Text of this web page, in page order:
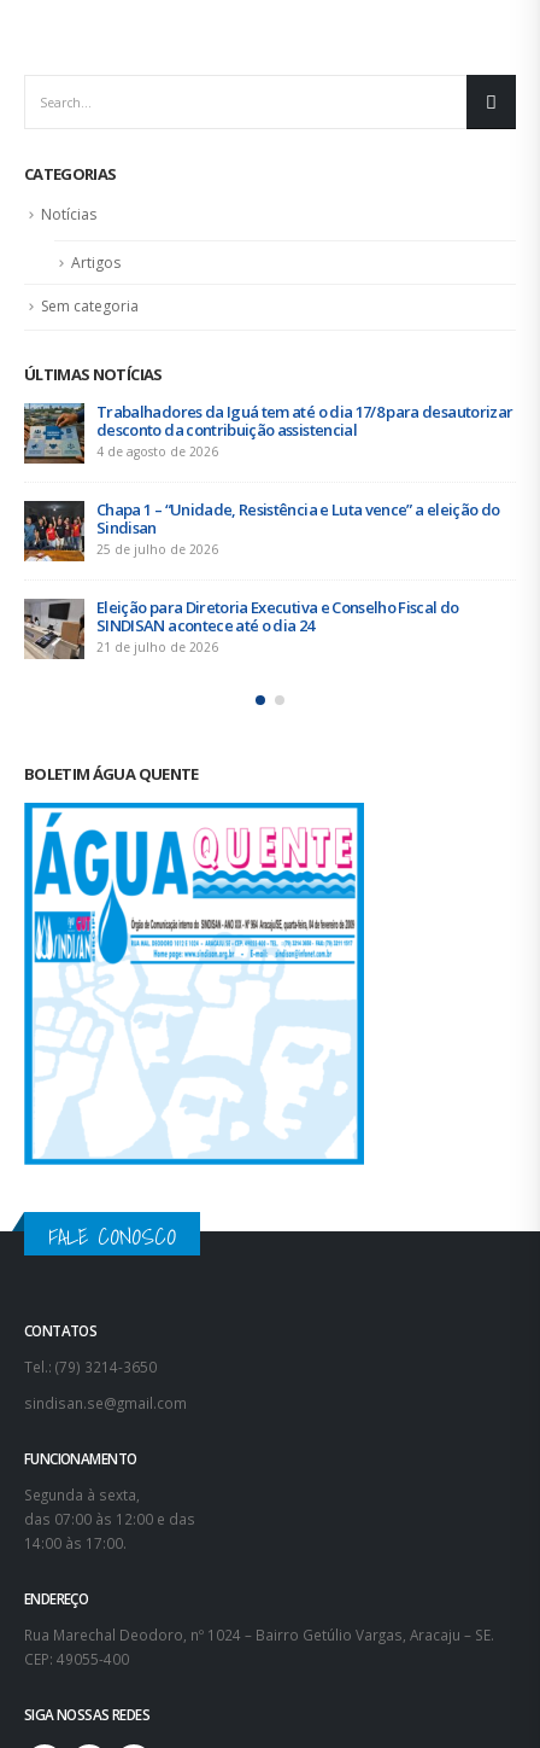
CATEGORIAS
Notícias
Artigos
Sem categoria
ÚLTIMAS NOTÍCIAS
Trabalhadores da Iguá tem até o dia 17/8 para desautorizar
desconto da contribuição assistencial
4 de agosto de 2026
Chapa 1 – “Unidade, Resistência e Luta vence” a eleição do
Sindisan
25 de julho de 2026
Eleição para Diretoria Executiva e Conselho Fiscal do
SINDISAN acontece até o dia 24
21 de julho de 2026
BOLETIM ÁGUA QUENTE
FALE CONOSCO
CONTATOS
Tel.: (79) 3214-3650
sindisan.se@gmail.com
FUNCIONAMENTO
Segunda à sexta,
das 07:00 às 12:00 e das
14:00 às 17:00.
ENDEREÇO
Rua Marechal Deodoro, nº 1024 – Bairro Getúlio Vargas, Aracaju – SE.
CEP: 49055-400
SIGA NOSSAS REDES